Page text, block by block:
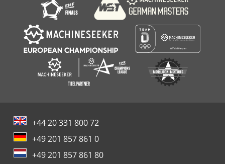
+44 20 331 800 72
+49 201 857 861 0
+49 201 857 861 80